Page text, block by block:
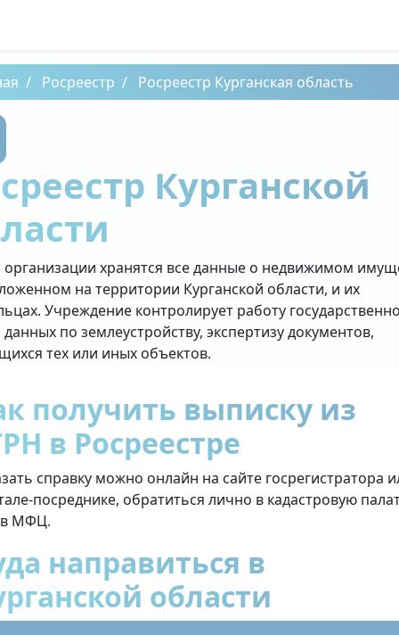
Росреестр Росреестр Курганская область
Курганской
организации хранятся все данные о недвижимом
на территории Курганской области, и их
Учреждение контролирует работу
по землеустройству, экспертизу документов,
тех или иных объектов.
получить выписку из
в Росреестре
справку можно онлайн на сайте госрегистратора
посреднике, обратиться лично в кадастровую
МФЦ.
направиться в
области